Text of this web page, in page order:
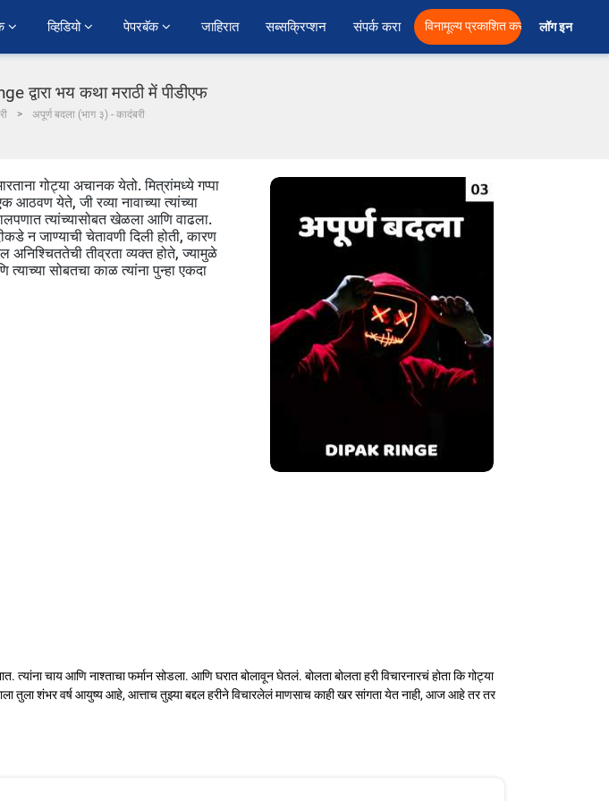
व्हिडियो पेपरबॅक जाहिरात सब्सक्रिप्शन संपर्क करा विनामूल्य प्रकाशित करा लॉग इन
द्वारा भय कथा मराठी में पीडीएफ
अपूर्ण बदला (भाग ३) - कादंबरी
गोट्या अचानक येतो. मित्रांमध्ये गप्पा
आठवण येते, जी रव्या नावाच्या त्यांच्या
त्यांच्यासोबत खेळला आणि वाढला.
न जाण्याची चेतावणी दिली होती, कारण
अनिश्चिततेची तीव्रता व्यक्त होते, ज्यामुळे
सोबतचा काळ त्यांना पुन्हा एकदा
चाय आणि नाश्ताचा फर्मान सोडला. आणि घरात बोलावून घेतलं. बोलता बोलता हरी विचारनारचं होता कि गोट्या
तुला शंभर वर्ष आयुष्य आहे, आत्ताच तुझ्या बद्दल हरीने विचारलेलं माणसाच काही खर सांगता येत नाही, आज आहे तर तर